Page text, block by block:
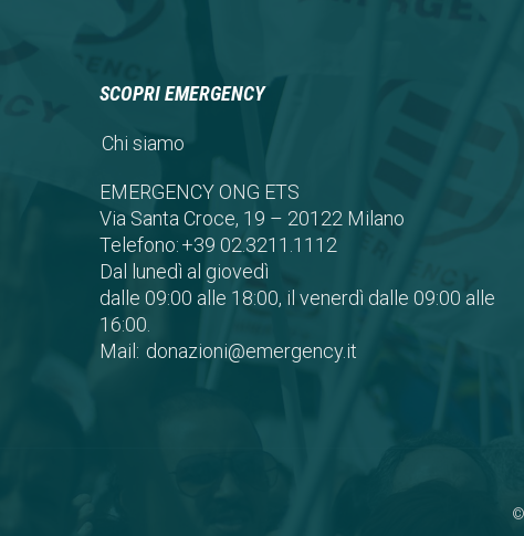
SCOPRI EMERGENCY
Chi siamo
EMERGENCY ONG ETS
Via Santa Croce, 19 – 20122 Milano
Telefono:+39 02.3211.1112
Dal lunedì al giovedì
dalle 09:00 alle 18:00, il venerdì dalle 09:00 alle
16:00.
Mail: donazioni@emergency.it
©